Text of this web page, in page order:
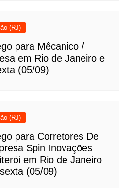
(RJ)
para Mêcanico /
em Rio de Janeiro e
(05/09)
(RJ)
para Corretores De
Spin Inovações
em Rio de Janeiro
(05/09)